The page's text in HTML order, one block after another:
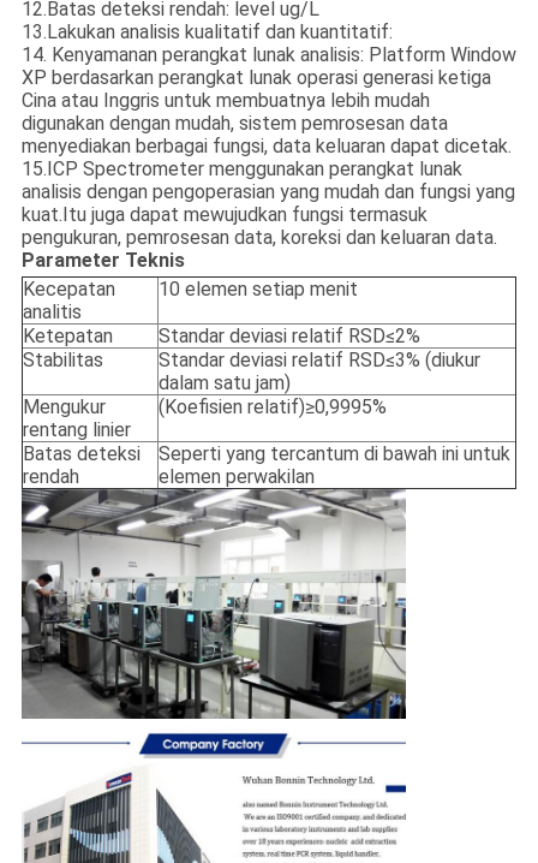
12.Batas deteksi rendah: level ug/L
13.Lakukan analisis kualitatif dan kuantitatif:
14. Kenyamanan perangkat lunak analisis: Platform Window
XP berdasarkan perangkat lunak operasi generasi ketiga
Cina atau Inggris untuk membuatnya lebih mudah
digunakan dengan mudah, sistem pemrosesan data
menyediakan berbagai fungsi, data keluaran dapat dicetak.
15.ICP Spectrometer menggunakan perangkat lunak
analisis dengan pengoperasian yang mudah dan fungsi yang
kuat.Itu juga dapat mewujudkan fungsi termasuk
pengukuran, pemrosesan data, koreksi dan keluaran data.
Parameter Teknis
Kecepatan
analitis
10 elemen setiap menit
Ketepatan
Standar deviasi relatif RSD≤2%
Stabilitas
Standar deviasi relatif RSD≤3% (diukur
dalam satu jam)
Mengukur
rentang linier
(Koefisien relatif)≥0,9995%
Batas deteksi
rendah
Seperti yang tercantum di bawah ini untuk
elemen perwakilan